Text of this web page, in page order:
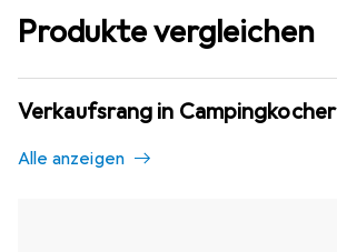
Produkte vergleichen
Verkaufsrang in Campingkocher
Alle anzeigen